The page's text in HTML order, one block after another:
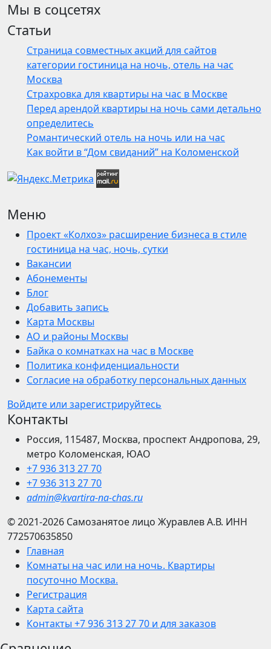
Мы в соцсетях
Статьи
Страница совместных акций для сайтов
категории гостиница на ночь, отель на час
Москва
Страхровка для квартиры на час в Москве
Перед арендой квартиры на ночь сами детально
определитесь
Романтический отель на ночь или на час
Как войти в “Дом свиданий” на Коломенской
Меню
Проект «Колхоз» расширение бизнеса в стиле
гостиница на час, ночь, сутки
Вакансии
Абонементы
Блог
Добавить запись
Карта Москвы
АО и районы Москвы
Байка о комнатках на час в Москве
Политика конфиденциальности
Согласие на обработку персональных данных
Войдите или зарегистрируйтесь
Контакты
Россия, 115487, Москва, проспект Андропова, 29,
метро Коломенская, ЮАО
+7 936 313 27 70
+7 936 313 27 70
admin@kvartira-na-chas.ru
© 2021-2026 Самозанятое лицо Журавлев А.В. ИНН
772570635850
Главная
Комнаты на час или на ночь. Квартиры
посуточно Москва.
Регистрация
Карта сайта
Контакты +7 936 313 27 70 и для заказов